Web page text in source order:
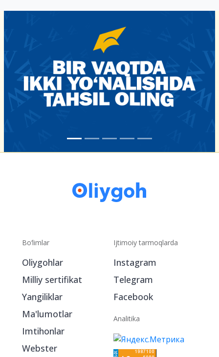
Bo‘limlar
Oliygohlar
Milliy sertifikat
Yangiliklar
Ma'lumotlar
Imtihonlar
Webster
Ijtimoiy tarmoqlarda
Instagram
Telegram
Facebook
Analitika